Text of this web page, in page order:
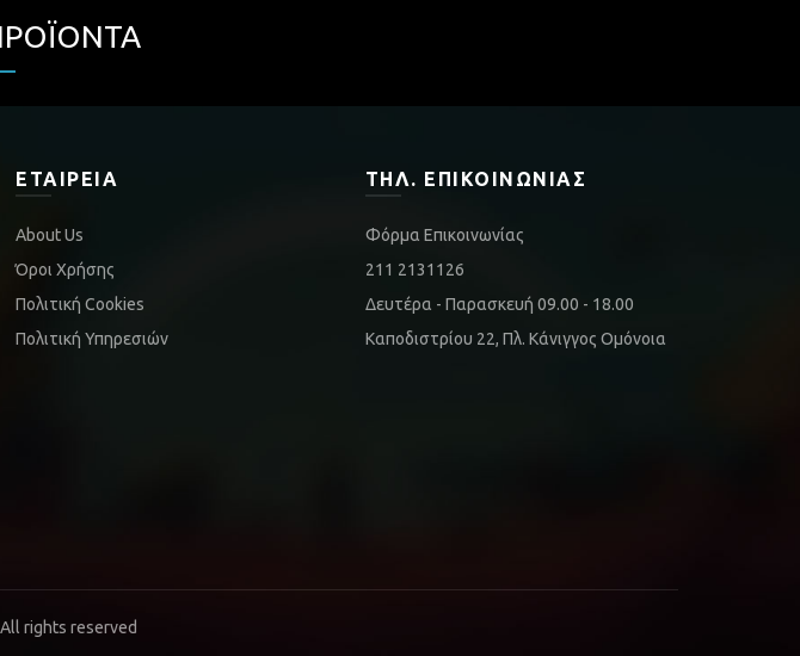
ΕΤΑΙΡΕΊΑ
About Us
Όροι Χρήσης
Πολιτική Cookies
Πολιτική Υπηρεσιών
ΤΗΛ. ΕΠΙΚΟΙΝΩΝΊΑΣ
Φόρμα Επικοινωνίας
211 2131126
Δευτέρα - Παρασκευή 09.00 - 18.00
Καποδιστρίου 22, Πλ. Κάνιγγος Ομόνοια
All rights reserved